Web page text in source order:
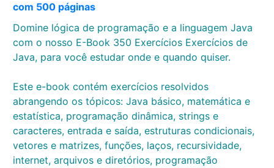
com 500 páginas
Domine lógica de programação e a linguagem Java
com o nosso E-Book 350 Exercícios Exercícios de
Java, para você estudar onde e quando quiser.
Este e-book contém exercícios resolvidos
abrangendo os tópicos: Java básico, matemática e
estatística, programação dinâmica, strings e
caracteres, entrada e saída, estruturas condicionais,
vetores e matrizes, funções, laços, recursividade,
internet, arquivos e diretórios, programação